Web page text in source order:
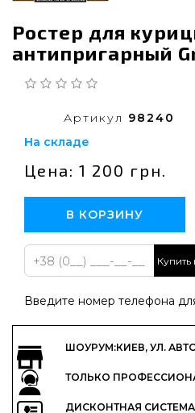
Ростер для
антипригарный
Артикул 98240
На складе
Цена: 1 200 грн.
В КОРЗИНУ
Купить
Введите номер телефона
ШОУРУМ:КИЕВ, УЛ.
ТОЛЬКО
ДИСКОНТНАЯ